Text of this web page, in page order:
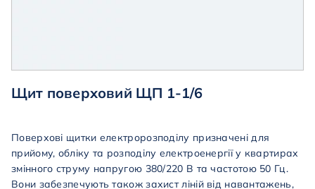
Щит поверховий ЩП 1-1/6
Поверхові щитки електророзподілу призначені для
прийому, обліку та розподілу електроенергіїу квартирах
змінного струму напругою 380/220 В та частотою 50 Гц.
Вони забезпечують також захист ліній від навантажень,